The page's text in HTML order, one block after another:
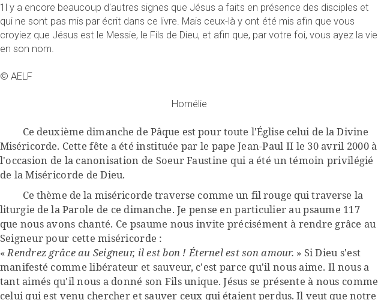
1l y a encore beaucoup d'autres signes que Jésus a faits en présence des disciples et
qui ne sont pas mis par écrit dans ce livre. Mais ceux-là y ont été mis afin que vous
croyiez que Jésus est le Messie, le Fils de Dieu, et afin que, par votre foi, vous ayez la vie
en son nom.
© AELF
Homélie
Ce deuxième dimanche de Pâque est pour toute l'Église celui de la Divine
Miséricorde. Cette fête a été instituée par le pape Jean-Paul II le 30 avril 2000 à
l'occasion de la canonisation de Soeur Faustine qui a été un témoin privilégié
de la Miséricorde de Dieu.
Ce thème de la miséricorde traverse comme un fil rouge qui traverse la
liturgie de laParole de ce dimanche. Je pense en particulier au psaume 117
que nous avons chanté. Ce psaume nous invite précisément à rendre grâce au
Seigneur pour cette miséricorde :
«Rendrez grâce au Seigneur, il est bon ! Éternel est son amour. » Si Dieu s'est
manifesté comme libérateur et sauveur, c'est parce qu'il nous aime. Il nous a
tant aimés qu'il nous a donné son Fils unique. Jésus se présente à nous comme
celui qui est venu chercher et sauver ceux qui étaient perdus. Il veut que notre